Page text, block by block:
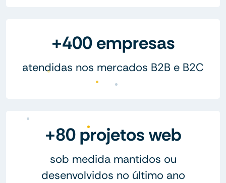
+400 empresas
atendidas nos mercados B2B e B2C
+80 projetos web
sob medida mantidos ou
desenvolvidos no último ano